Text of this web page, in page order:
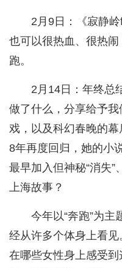
2月9日：《寂静
也可以很热血、很热
跑。
2月14日：年终
做了什么，分享给予
戏，以及科幻春晚的
8年再度回归，她的小
最早加入但神秘“消失
上海故事？
今年以“奔跑”为
经从许多个体身上看
在哪些女性身上感受到